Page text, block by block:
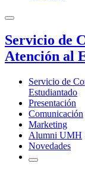
Servicio de
Atención al
Servicio de
Estudiantado
Presentación
Comunicación
Marketing
Alumni UMH
Novedades